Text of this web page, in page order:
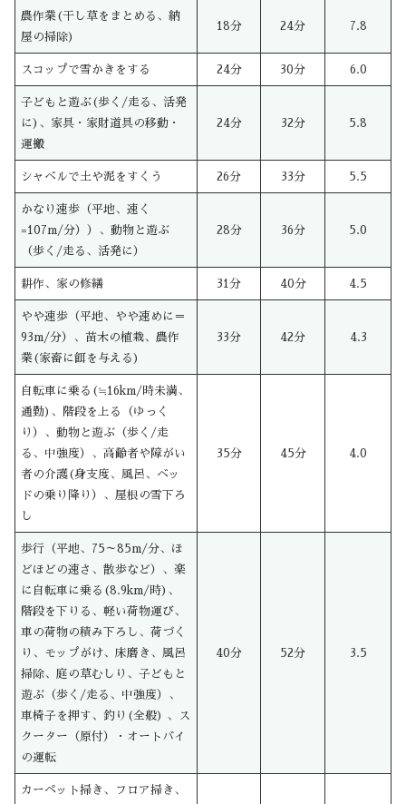
農作業(干し草をまとめる、納
屋の掃除)
18分 24分 7.8
スコップで雪かきをする 24分 30分 6.0
子どもと遊ぶ(歩く/走る、活発
に)、家具・家財道具の移動・
運搬
24分 32分 5.8
シャベルで土や泥をすくう 26分 33分 5.5
かなり速歩（平地、速く
=107m/分））、動物と遊ぶ
（歩く/走る、活発に）
28分 36分 5.0
耕作、家の修繕 31分 40分 4.5
やや速歩（平地、やや速めに＝
93m/分）、苗木の植栽、農作
業(家畜に餌を与える)
33分 42分 4.3
自転車に乗る(≒16km/時未満、
通勤)、階段を上る（ゆっく
り）、動物と遊ぶ（歩く/走
る、中強度）、高齢者や障がい
者の介護(身支度、風呂、ベッ
ドの乗り降り）、屋根の雪下ろ
し
35分 45分 4.0
歩行（平地、75～85m/分、ほ
どほどの速さ、散歩など）、楽
に自転車に乗る(8.9km/時)、
階段を下りる、軽い荷物運び、
車の荷物の積み下ろし、荷づく
り、モップがけ、床磨き、風呂
掃除、庭の草むしり、子どもと
遊ぶ（歩く/走る、中強度）、
車椅子を押す、釣り(全般) 、ス
クーター（原付）・オートバイ
の運転
40分 52分 3.5
カーペット掃き、フロア掃き、